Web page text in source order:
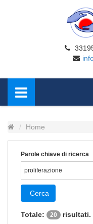
Home
Parole chiave di ricerca
Cerca
Totale: 20 risultati.